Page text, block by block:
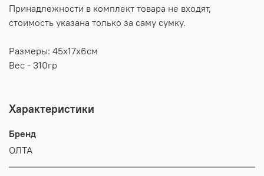
Принадлежности в комплект товара не входят,
стоимость указана только за саму сумку.
Размеры: 45х17х6см
Вес - 310гр
Характеристики
Бренд
ОЛТА